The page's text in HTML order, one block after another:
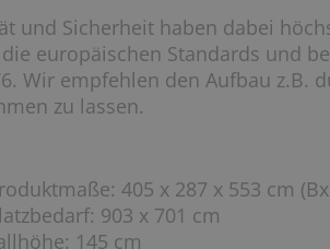
und Sicherheit haben dabei
europäischen Standards und
Wir empfehlen den Aufbau z.B.
zu lassen.
405 x 287 x 553 cm
903 x 701 cm
145 cm